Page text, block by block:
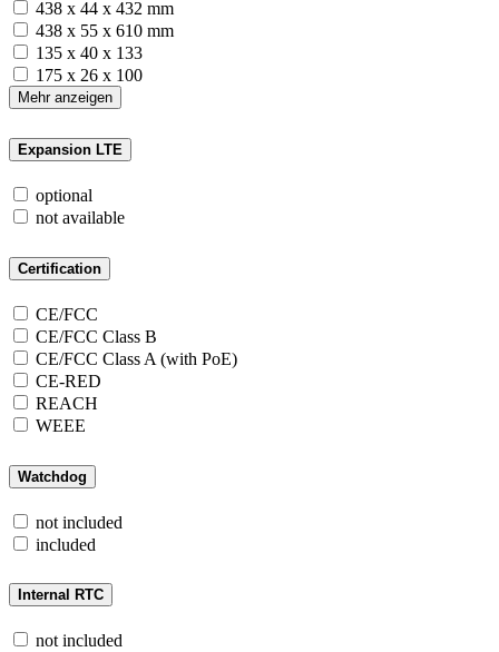
438 x 44 x 432 mm
438 x 55 x 610 mm
135 x 40 x 133
175 x 26 x 100
Mehr anzeigen
Expansion LTE
optional
not available
Certification
CE/FCC
CE/FCC Class B
CE/FCC Class A (with PoE)
CE-RED
REACH
WEEE
Watchdog
not included
included
Internal RTC
not included